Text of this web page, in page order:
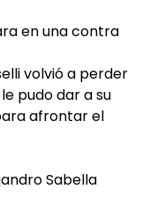
en una contra
volvió a perder
pudo dar a su
afrontar el
Sabella